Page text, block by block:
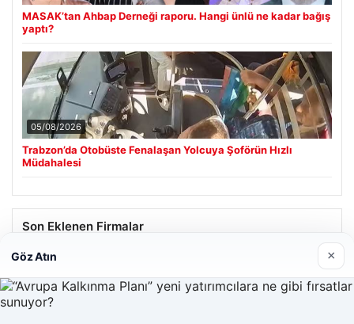
MASAK’tan Ahbap Derneği raporu. Hangi ünlü ne kadar bağış
yaptı?
05/08/2026
Trabzon’da Otobüste Fenalaşan Yolcuya Şoförün Hızlı
Müdahalesi
Son Eklenen Firmalar
Göz Atın ×